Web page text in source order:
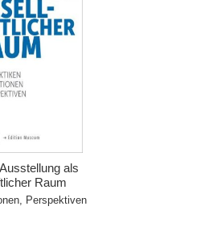
als
Raum
Perspektiven